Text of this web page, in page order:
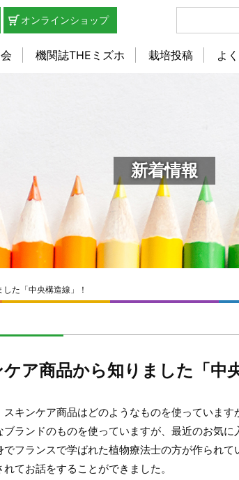
オンラインショップ
機関誌THEミズホ 栽培投稿 よ
新着情報
た「中央構造線」！
ア商品から知りました「中
スキンケア商品はどのようなものを使っています
ブランドのものを使っていますが、最近のお気
でフランスで学ばれた植物療法士の方が作られて
てお話をすることができました。